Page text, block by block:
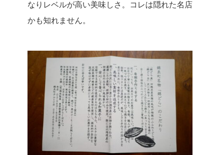
なりレベルが高い美味しさ。
コレは隠れた名店
かも知れません。